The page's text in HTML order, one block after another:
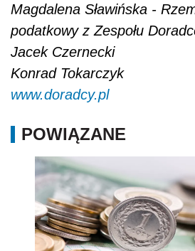
Magdalena Sławińska -
podatkowy z Zespołu
Jacek Czernecki
Konrad Tokarczyk
www.doradcy.pl
POWIĄZANE